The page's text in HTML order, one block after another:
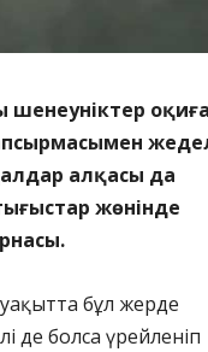
алқасы да
жөнінде
уақытта бұл жерде
де болса үрейленіп